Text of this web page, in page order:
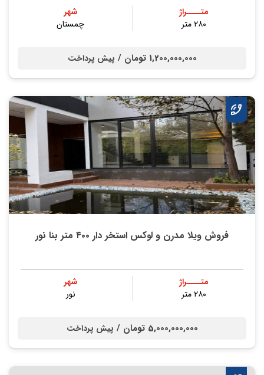
متــــراژ
۲۸۰ متر
شهر
چمستان
1,200,000,000 تومان / پیش پرداخت
فروش ویلا مدرن و لوکس استخر دار ۴۰۰ متر بنا نور
متــــراژ
۲۸۰ متر
شهر
نور
5,000,000,000 تومان / پیش پرداخت